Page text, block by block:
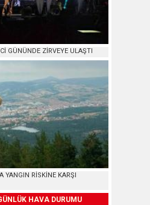
GÜNÜNDE ZİRVEYE ULAŞTI
YANGIN RİSKİNE KARŞI
HAVA DURUMU